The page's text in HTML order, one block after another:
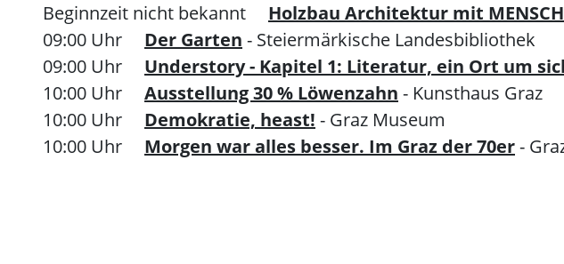
Beginnzeit nicht bekannt Holzbau Architektur mit MENSCH.
09:00 Uhr
Der Garten - Steiermärkische Landesbibliothek
09:00 Uhr
Understory - Kapitel 1: Literatur, ein Ort um
10:00 Uhr
Ausstellung 30 % Löwenzahn - Kunsthaus Graz
10:00 Uhr
Demokratie, heast! - Graz Museum
10:00 Uhr
Morgen war alles besser. Im Graz der 70er-